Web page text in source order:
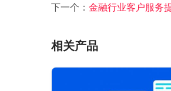
下一个： 金融行业客户服务
相关产品